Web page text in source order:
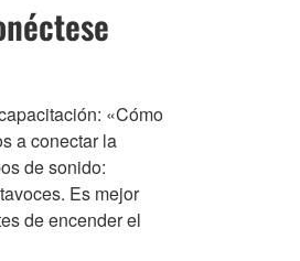
«Cómo
a conectar la
de sonido:
Es mejor
de encender el